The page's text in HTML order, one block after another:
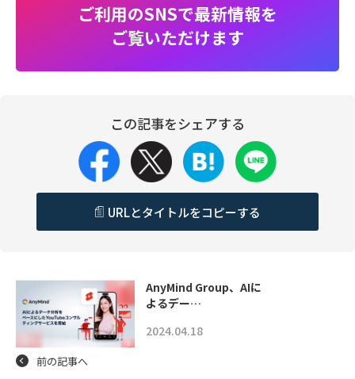
ご利用のSNSで最新情報を
ご覧いただけます
この記事をシェアする
URLとタイトルをコピーする
AnyMind Group、AIに
よるデー…
2024.04.18
前の記事へ